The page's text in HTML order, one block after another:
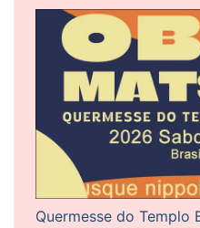
Quermesse do Templo